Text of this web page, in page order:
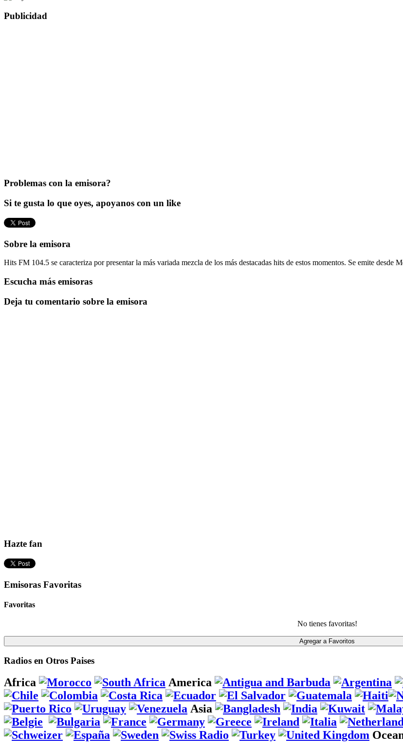
Publicidad
Problemas con la emisora?
Si te gusta lo que oyes, apoyanos con un like
Sobre la emisora
Hits FM 104.5 se caracteriza por presentar la más variada mezcla de los más destacadas hits de estos momentos. Se emite desde
Escucha más emisoras
Deja tu comentario sobre la emisora
Hazte fan
Emisoras Favoritas
Favoritas
No tienes favoritas!
Radios en Otros Paises
Africa America
Asia